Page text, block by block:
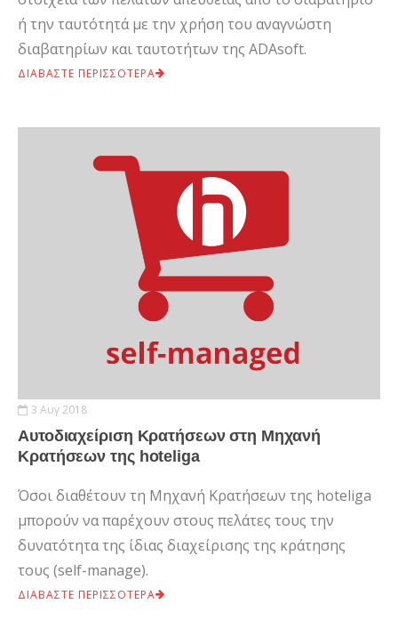
ή την ταυτότητά με την χρήση του αναγνώστη
διαβατηρίων και ταυτοτήτων της ADAsoft.
ΔΙΑΒΑΣΤΕ ΠΕΡΙΣΣΟΤΕΡΑ
3 Αυγ 2018
Αυτοδιαχείριση Κρατήσεων στη Μηχανή
Κρατήσεων της hoteliga
Όσοι διαθέτουν τη Μηχανή Κρατήσεων της hoteliga
μπορούν να παρέχουν στους πελάτες τους την
δυνατότητα της ίδιας διαχείρισης της κράτησης
τους (self-manage).
ΔΙΑΒΑΣΤΕ ΠΕΡΙΣΣΟΤΕΡΑ